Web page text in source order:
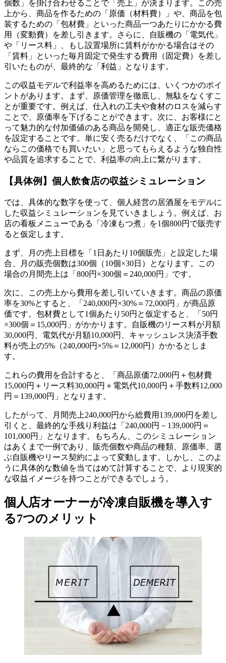
個数」を掛け合わせることで「売上」が決まります。この売
上から、商品を作るための「原価（材料費）」や、商品を包
装するための「包材費」といった商品一つあたりにかかる費
用（変動費）を差し引きます。さらに、自販機の「電気代」
や「リース料」、もし設置場所に賃料がかかる場合はその
「賃料」といった毎月固定で発生する費用（固定費）を差し
引いたものが、最終的な「利益」となります。
この収益モデルで利益率を高めるためには、いくつかのポイ
ントがあります。まず、原価管理を徹底し、無駄をなくすこ
とが重要です。例えば、仕入れの工夫や食材のロスを減らす
ことで、原価率を下げることができます。次に、お客様にと
って魅力的な付加価値のある商品を開発し、適正な販売価格
を設定することです。単に安く売るだけでなく、「この商品
ならこの価格でも買いたい」と思ってもらえるような独自性
や品質を追求することで、利益率の向上に繋がります。
【具体例】個人飲食店の収益シミュレーション
では、具体的な数字を使って、個人経営の居酒屋をモデルに
した収益シミュレーションを見ていきましょう。例えば、お
店の看板メニューである「冷凍もつ煮」を1個800円で販売す
ると仮定します。
まず、月の売上目標を「1日あたり10個販売」と設定した場
合、月の販売個数は300個（10個×30日）となります。この
場合の月間売上は「800円×300個＝240,000円」です。
次に、この売上から費用を差し引いていきます。商品の原価
率を30%とすると、「240,000円×30%＝72,000円」が商品原
価です。包材費として1個あたり50円と仮定すると、「50円
×300個＝15,000円」がかかります。自販機のリース料が月額
30,000円、電気代が月額10,000円、キャッシュレス決済手数
料が売上の5%（240,000円×5%＝12,000円）かかるとしま
す。
これらの費用を合計すると、「商品原価72,000円＋包材費
15,000円＋リース料30,000円＋電気代10,000円＋手数料12,000
円＝139,000円」となります。
したがって、月間売上240,000円から総費用139,000円を差し
引くと、最終的な手残り利益は「240,000円－139,000円＝
101,000円」となります。もちろん、このシミュレーション
はあくまで一例であり、販売個数や商品の種類、原価率、選
ぶ自販機やリース契約によって変動します。しかし、このよ
うに具体的な数値を当てはめて計算することで、より現実的
な収益イメージを持つことができるでしょう。
個人店オーナーが冷凍自販機を導入す
る7つのメリット